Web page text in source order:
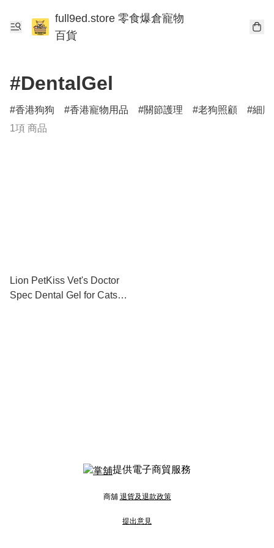
full9ed.store 零食爆倉寵物
百貨
#DentalGel
香港狗狗 香港寵物用品 關節護理 老狗照顧
細
1項 商品
Lion PetKiss Vet's Doctor
Spec Dental Gel for Cats
提供電子商貿服務
商舖 退貨及退款政策
提出意見